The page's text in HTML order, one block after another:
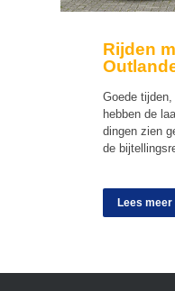
Rijden
Goede
hebben de
dingen zien
de
Lees meer